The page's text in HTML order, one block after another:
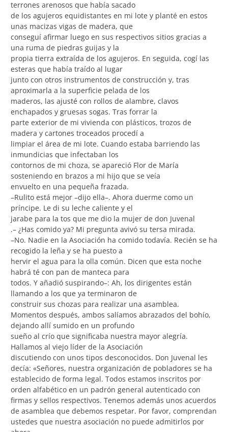
terrones arenosos que había sacado
de los agujeros equidistantes en mi lote y planté en estos
unas macizas vigas de madera, que
conseguí afirmar luego en sus respectivos sitios gracias a
una ruma de piedras guijas y la
propia tierra extraída de los agujeros. En seguida, cogí las
esteras que había traído al lugar
junto con otros instrumentos de construcción y, tras
aproximarla a la superficie pelada de los
maderos, las ajusté con rollos de alambre, clavos
enchapados y gruesas sogas. Tras forrar la
parte exterior de mi vivienda con plásticos, trozos de
madera y cartones troceados procedí a
limpiar el área de mi lote. Cuando estaba barriendo las
inmundicias que infectaban los
contornos de mi choza, se apareció Flor de María
sosteniendo en brazos a mi hijo que se veía
envuelto en una pequeña frazada.
–Rulito está mejor –dijo ella–. Ahora duerme como un
príncipe. Le di su leche caliente y el
jarabe para la tos que me dio la mujer de don Juvenal
.– ¿Has comido ya? Mi pregunta avivó su tersa mirada.
–No. Nadie en la Asociación ha comido todavía. Recién se ha
recogido la leña y se ha puesto a
hervir el agua para la olla común. Dicen que esta noche
habrá té con pan de manteca para
todos. Y añadió suspirando–: Ah, los dirigentes están
llamando a los que ya terminaron de
construir sus chozas para realizar una asamblea.
Momentos después, ambos salíamos abrazados del bohío,
dejando allí sumido en un profundo
sueño al crío que significaba nuestra mayor alegría.
Hallamos al viejo líder de la Asociación
discutiendo con unos tipos desconocidos. Don Juvenal les
decía: «Señores, nuestra organización de pobladores se ha
establecido de forma legal. Todos estamos inscritos por
orden alfabético en un padrón general autenticado con
firmas y sellos respectivos. Tenemos además unos acuerdos
de asamblea que debemos respetar. Por favor, comprendan
ustedes que nuestra asociación no puede admitirlos por